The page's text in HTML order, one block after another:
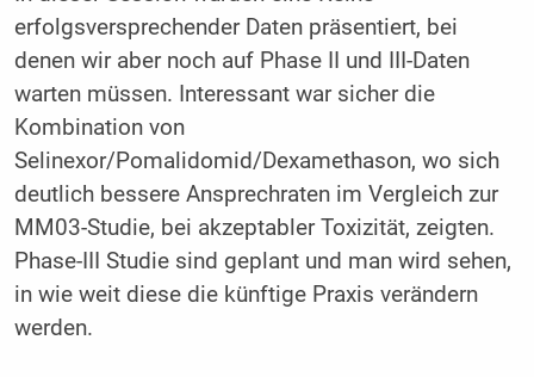
erfolgsversprechender Daten präsentiert, bei
denen wir aber noch auf Phase II und III-Daten
warten müssen. Interessant war sicher die
Kombination von
Selinexor/Pomalidomid/Dexamethason, wo sich
deutlich bessere Ansprechraten im Vergleich zur
MM03-Studie, bei akzeptabler Toxizität, zeigten.
Phase-III Studie sind geplant und man wird sehen,
in wie weit diese die künftige Praxis verändern
werden.